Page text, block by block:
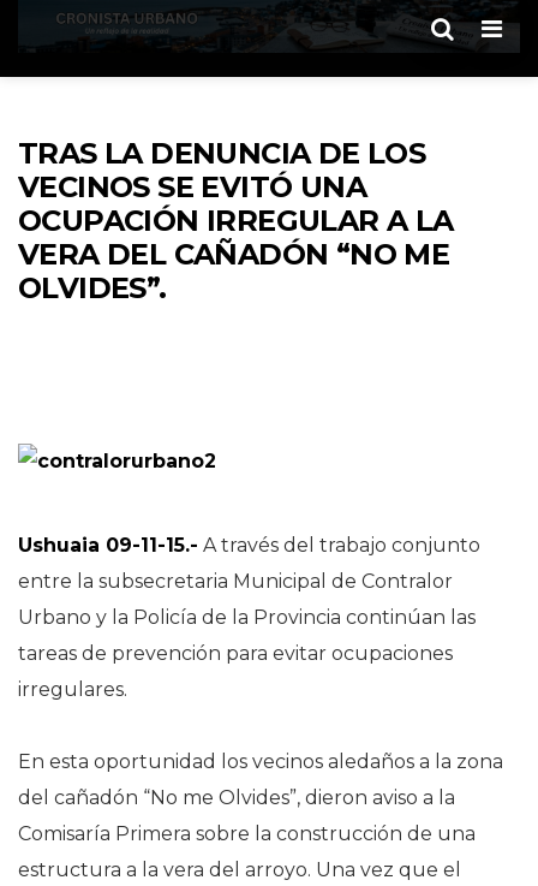
TRAS LA DENUNCIA DE LOS
VECINOS SE EVITÓ UNA
OCUPACIÓN IRREGULAR A LA
VERA DEL CAÑADÓN “NO ME
OLVIDES”.
Ushuaia 09-11-15.- A través del trabajo conjunto
entre la subsecretaria Municipal de Contralor
Urbano y la Policía de la Provincia continúan las
tareas de prevención para evitar ocupaciones
irregulares.
En esta oportunidad los vecinos aledaños a la zona
del cañadón “No me Olvides”, dieron aviso a la
Comisaría Primera sobre la construcción de una
estructura a la vera del arroyo. Una vez que el